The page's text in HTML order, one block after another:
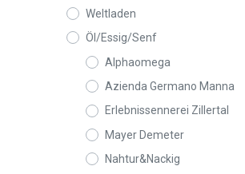
Weltladen
Öl/Essig/Senf
Alphaomega
Azienda Germano Manna
Erlebnissennerei Zillertal
Mayer Demeter
Nahtur&Nackig